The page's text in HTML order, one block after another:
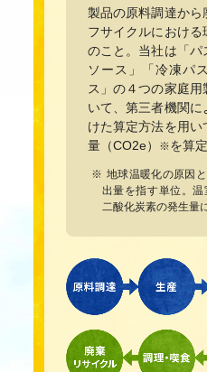
製品の原料調達から
フサイクルにおけ
のこと。当社は「パ
ソース」「冷凍パ
ス」の４つの家庭
いて、第三者機関
けた算定方法を用い
量（CO2e）
※を算
地球温暖化の原因
出量を指す単位。
二酸化炭素の発生量